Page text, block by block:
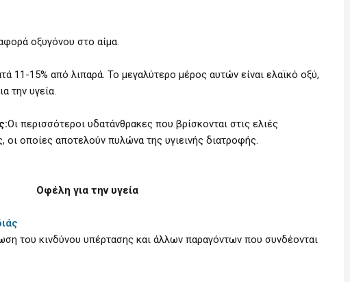
οξυγόνου στο αίμα.
11-15% από λιπαρά. Το μεγαλύτερο μέρος αυτών είναι ελαϊκό οξύ,
την υγεία.
Οι περισσότεροι υδατάνθρακες που βρίσκονται στις ελιές
οι οποίες αποτελούν πυλώνα της υγιεινής διατροφής.
Οφέλη για την υγεία
του κινδύνου υπέρτασης και άλλων παραγόντων που συνδέονται